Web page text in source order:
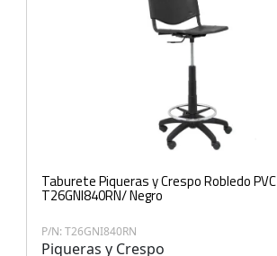
Taburete Piqueras y Crespo Robledo PVC
T26GNI840RN/ Negro
P/N: T26GNI840RN
Piqueras y Crespo